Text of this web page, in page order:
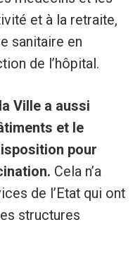
et à la retraite,
sanitaire en
de l’hôpital.
la Ville a aussi
et le
pour
Cela n’a
de l’Etat qui ont
structures